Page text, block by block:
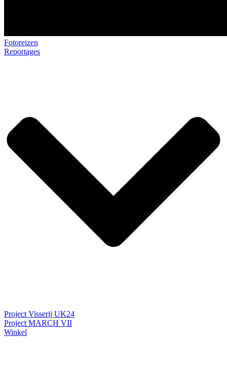
Fotoreizen
Reportages
Project Visserij UK24
Project MARCH VII
Winkel